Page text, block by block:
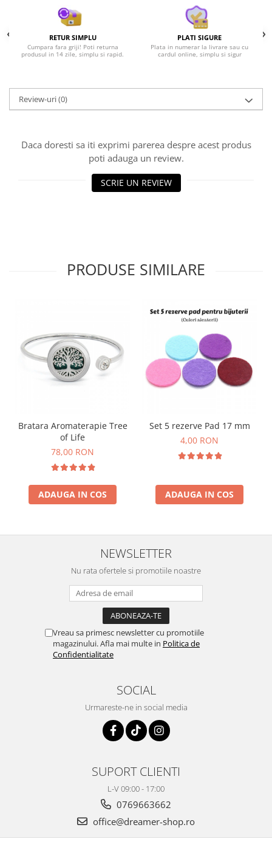
RETUR SIMPLU
Cumpara fara griji! Poti returna
produsul in 14 zile, simplu si rapid.
PLATI SIGURE
Plata in numerar la livrare sau cu
cardul online, simplu si sigur
Review-uri(0)
Daca doresti sa iti exprimi parerea despre acest produs
poti adauga un review.
SCRIE UN REVIEW
PRODUSE SIMILARE
Bratara Aromaterapie Tree
of Life
78,00 RON
ADAUGA IN COS
Set 5 rezerve Pad 17 mm
4,00 RON
ADAUGA IN COS
NEWSLETTER
Nu rata ofertele si promotiile noastre
Vreau sa primesc newsletter cu promotiile
magazinului. Afla mai multe in Politica de
Confidentialitate
SOCIAL
Urmareste-ne in social media
SUPORT CLIENTI
L-V 09:00 - 17:00
0769663662
office@dreamer-shop.ro